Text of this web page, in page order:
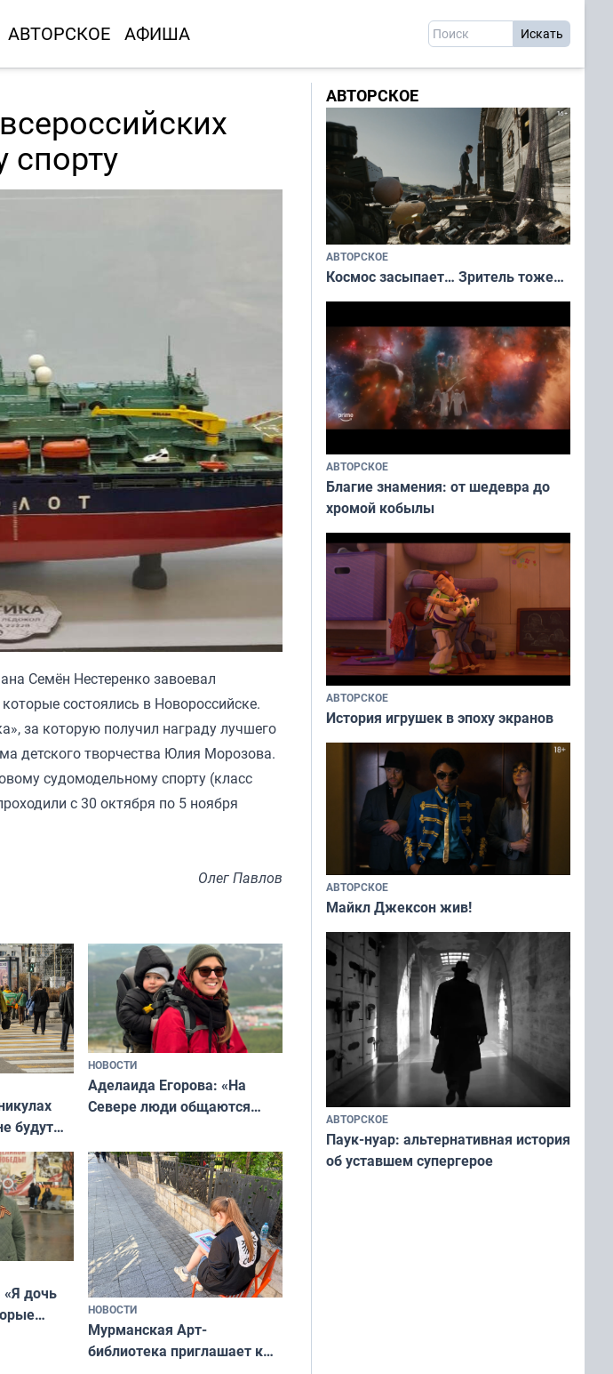
АВТОРСКОЕ АФИША
спорту
Семён Нестеренко завоевал
состоялись в Новороссийске.
за которую получил награду лучшего
детского творчества Юлия Морозова.
судомодельному спорту (класс
с 30 октября по 5 ноября
Олег Павлов
будут
НОВОСТИ
Аделаида Егорова: «На
Севере люди общаются
а потому что
ты им интересен»
«Я дочь
НОВОСТИ
Мурманская Арт-
библиотека приглашает к
АВТОРСКОЕ
АВТОРСКОЕ
Космос засыпает… Зритель тоже…
АВТОРСКОЕ
Благие знамения: от шедевра до
хромой кобылы
АВТОРСКОЕ
История игрушек в эпоху экранов
АВТОРСКОЕ
Майкл Джексон жив!
АВТОРСКОЕ
Паук-нуар: альтернативная история
об уставшем супергерое